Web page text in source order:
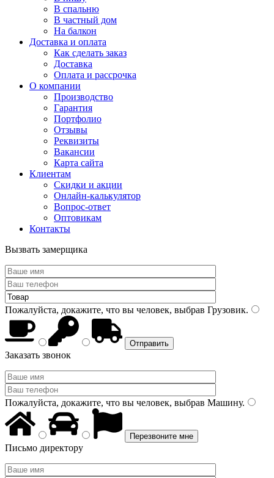
В спальню
В частный дом
На балкон
Доставка и оплата
Как сделать заказ
Доставка
Оплата и рассрочка
О компании
Производство
Гарантия
Портфолио
Отзывы
Реквизиты
Вакансии
Карта сайта
Клиентам
Скидки и акции
Онлайн-калькулятор
Вопрос-ответ
Оптовикам
Контакты
Вызвать замерщика
Пожалуйста, докажите, что вы человек, выбрав Грузовик.
Заказать звонок
Пожалуйста, докажите, что вы человек, выбрав Машину.
Письмо директору